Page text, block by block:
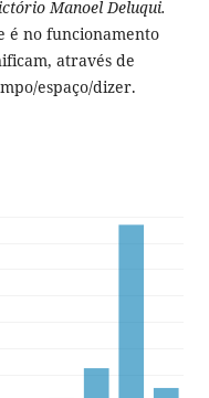
Manoel Deluqui.
é no funcionamento
através de
espaço/dizer.